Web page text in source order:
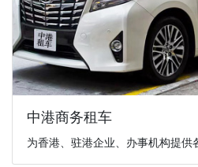
中港商务租车
为香港、驻港企业、办事机构提供